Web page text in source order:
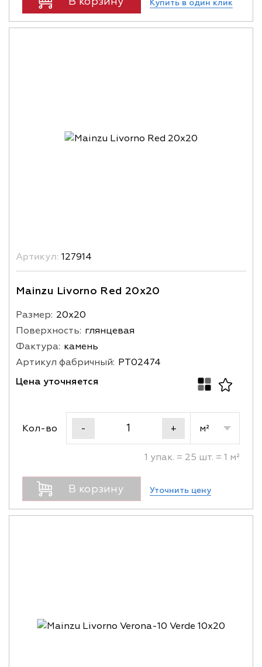
Купить в один клик
Артикул: 127914
Mainzu Livorno Red 20x20
Размер: 20х20
Поверхность: глянцевая
Фактура: камень
Артикул фабричный: PT02474
Цена уточняется
Кол-во - + м²
1 упак. = 25 шт. = 1 м²
В корзину Уточнить цену